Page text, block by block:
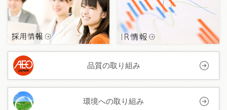
品質の取り組み
環境への取り組み